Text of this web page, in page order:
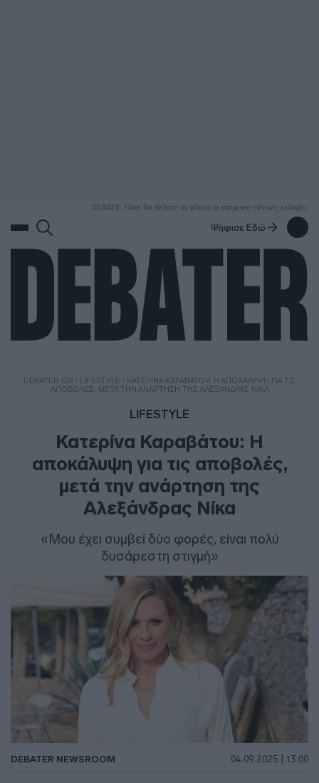
DEBATE: Πότε θα θέλατε να γίνουν οι επόμενες εθνικές εκλογές;
Ψήφισε Εδώ
DEBATER.GR / LIFESTYLE / ΚΑΤΕΡΊΝΑ ΚΑΡΑΒΆΤΟΥ: Η ΑΠΟΚΆΛΥΨΗ ΓΙΑ ΤΙΣ
ΑΠΟΒΟΛΈΣ, ΜΕΤΆ ΤΗΝ ΑΝΆΡΤΗΣΗ ΤΗΣ ΑΛΕΞΆΝΔΡΑΣ ΝΊΚΑ
LIFESTYLE
Κατερίνα Καραβάτου: Η
αποκάλυψη για τις αποβολές,
μετά την ανάρτηση της
Αλεξάνδρας Νίκα
«Μου έχει συμβεί δύο φορές, είναι πολύ
δυσάρεστη στιγμή»
DEBATER NEWSROOM 04.09.2025 | 13:00